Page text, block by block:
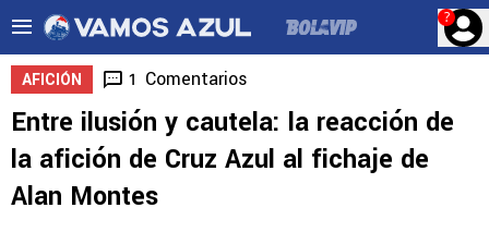
?
AFICIÓN 1 Comentarios
Entre ilusión y cautela: la reacción de
la afición de Cruz Azul al fichaje de
Alan Montes